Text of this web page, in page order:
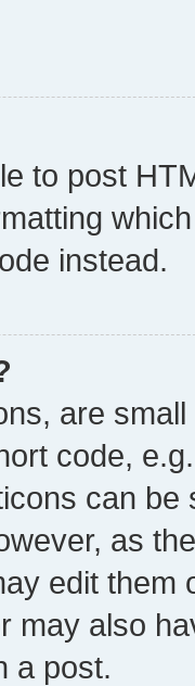
to post
instead.
are
code,
can
as
edit them
may also
a post.